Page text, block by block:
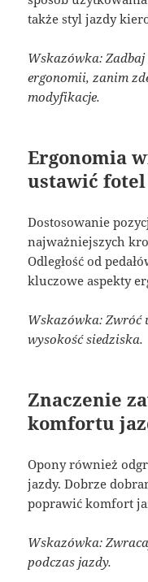
także styl jazdy
Wskazówka:
ergonomii, zanim
modyfikacje.
Ergonomia
ustawić
Dostosowanie
najważniejszych
Odległość od
kluczowe aspekty
Wskazówka: Zwróć
wysokość siedziska.
Znaczenie
komfortu
Opony również
jazdy. Dobrze
poprawić komfort
Wskazówka:
podczas jazdy.